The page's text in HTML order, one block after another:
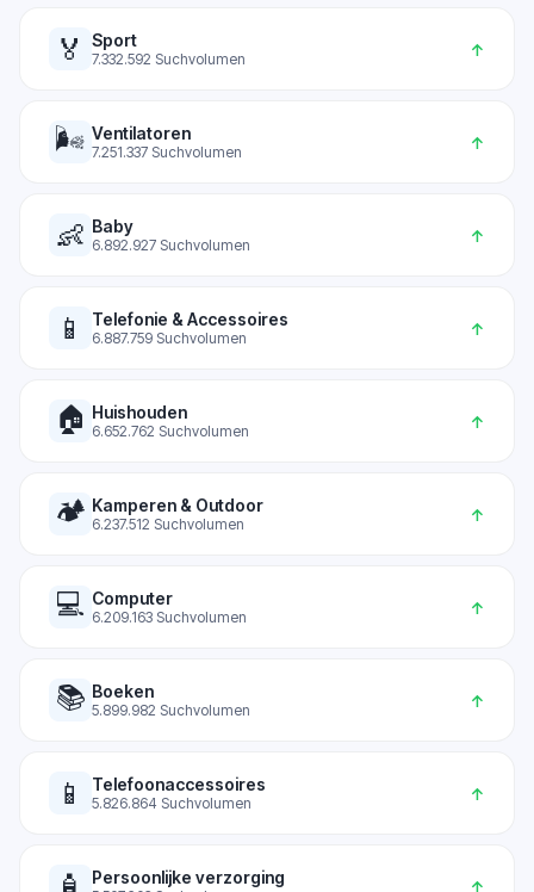
🏅 Sport
7.332.592 Suchvolumen ↑
🌬️ Ventilatoren
7.251.337 Suchvolumen ↑
👶 Baby
6.892.927 Suchvolumen ↑
📱 Telefonie & Accessoires
6.887.759 Suchvolumen ↑
🏠 Huishouden
6.652.762 Suchvolumen ↑
🏕️ Kamperen & Outdoor
6.237.512 Suchvolumen ↑
💻 Computer
6.209.163 Suchvolumen ↑
📚 Boeken
5.899.982 Suchvolumen ↑
📱 Telefoonaccessoires
5.826.864 Suchvolumen ↑
Persoonlijke verzorging ↑